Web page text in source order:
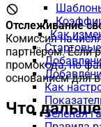
Как
Как
Зеленая
Отслеживание
Комиссия
партнёром. Если
промокода, но
основанием для
Что дальше